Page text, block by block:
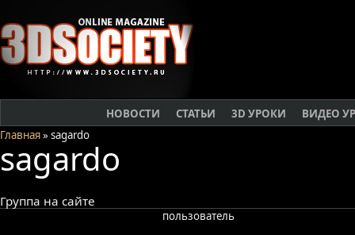
НОВОСТИ СТАТЬИ 3D УРОКИ
ВИДЕО
Главная» sagardo
sagardo
Группа на сайте
пользователь